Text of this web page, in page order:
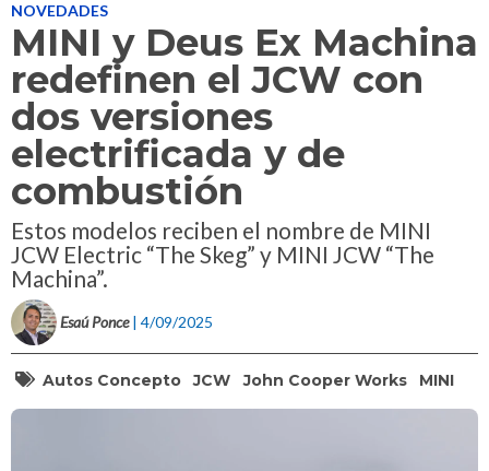
NOVEDADES
MINI y Deus Ex Machina
redefinen el JCW con
dos versiones
electrificada y de
combustión
Estos modelos reciben el nombre de MINI
JCW Electric “The Skeg” y MINI JCW “The
Machina”.
Esaú Ponce | 4/09/2025
Autos Concepto JCW John Cooper Works MINI